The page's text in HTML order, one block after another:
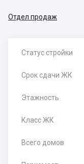
Отдел продаж
Статус стройки
Срок сдачи ЖК
Этажность
Класс ЖК
Всего домов